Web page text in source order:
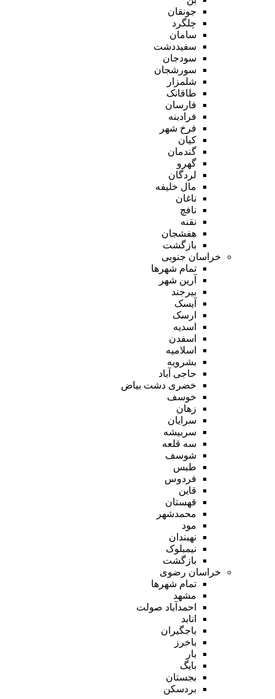
جونقان
چلگرد
سامان
سفیددشت
سودجان
سورشجان
شلمزار
طاقانک
فارسان
فرادبنه
فرخ شهر
کیان
گندمان
گهرو
لردگان
مال خلیفه
ناغان
نافچ
نقنه
هفشجان
بازگشت
خراسان جنوبی
تمام شهر‌ها
آرین شهر
بیرجند
آیسک
ارسک
اسدیه
اسفدن
اسلامیه
بشرویه
حاجی آباد
خضری دشت بیاض
خوسف
زهان
سرایان
سربیشه
سه قلعه
شوسف
طبس
فردوس
قاین
قهستان
محمدشهر
مود
نهبندان
نیمبلوک
بازگشت
خراسان رضوی
تمام شهر‌ها
مشهد
احمدآباد صولت
انابد
باجگیران
باخرز
بار
بایگ
بجستان
بردسکن